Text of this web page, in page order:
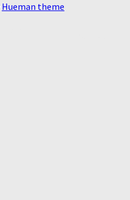
Hueman theme